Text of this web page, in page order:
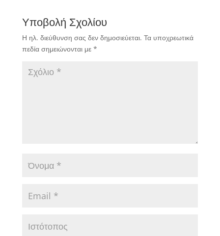
Υποβολή Σχολίου
Η ηλ. διεύθυνση σας δεν δημοσιεύεται. Τα υποχρεωτικά
πεδία σημειώνονται με *